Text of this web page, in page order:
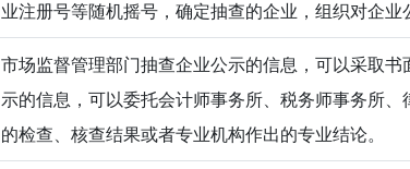
业注册号等随机摇号，确定抽查的企业，组织对企业
市场监督管理部门抽查企业公示的信息，可以采取
示的信息，可以委托会计师事务所、税务师事务所
的检查、核查结果或者专业机构作出的专业结论。